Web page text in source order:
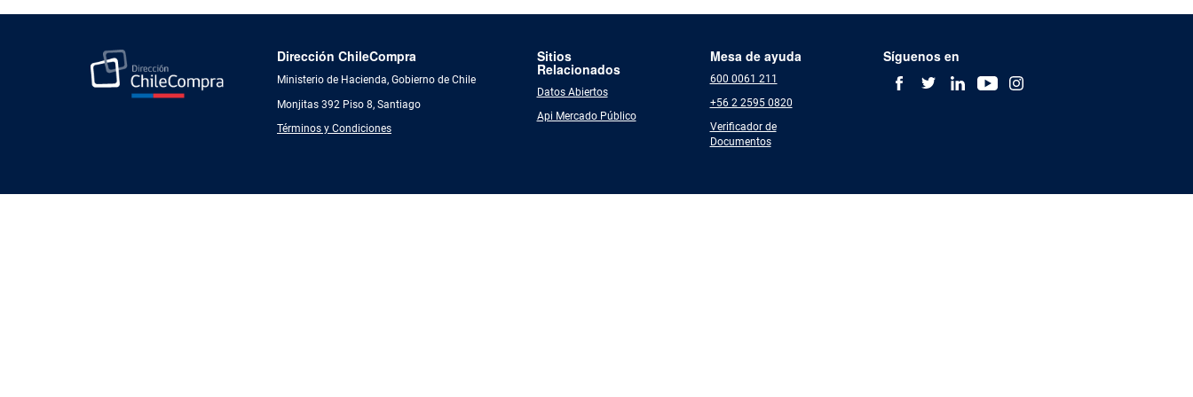
Dirección ChileCompra
Ministerio de Hacienda, Gobierno de Chile
Monjitas 392 Piso 8, Santiago
Términos y Condiciones
Sitios
Relacionados
Datos Abiertos
Api Mercado Público
Mesa de ayuda
600 0061 211
+56 2 2595 0820
Verificador de
Documentos
Síguenos en